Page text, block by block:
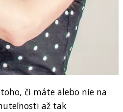
či máte alebo nie na
až tak